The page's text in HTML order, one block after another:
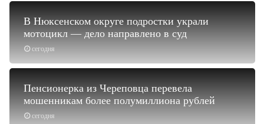
сегодня
В Нюксенском округе подростки украли
мотоцикл — дело направлено в суд
сегодня
Пенсионерка из Череповца перевела
мошенникам более полумиллиона рублей